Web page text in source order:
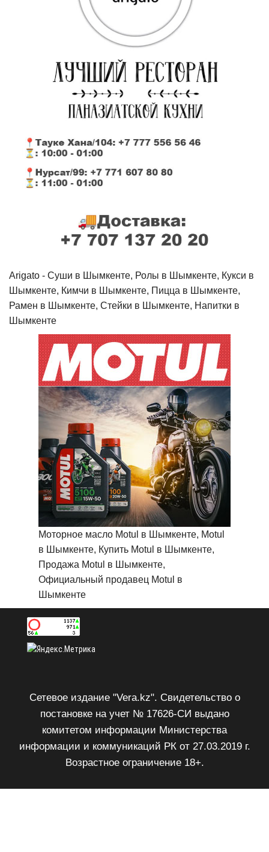
Arigato - Cуши в Шымкенте, Ролы в Шымкенте, Кукси в
Шымкенте, Кимчи в Шымкенте, Пицца в Шымкенте,
Рамен в Шымкенте, Стейки в Шымкенте, Напитки в
Шымкенте
Моторное масло Motul в Шымкенте, Motul
в Шымкенте, Купить Motul в Шымкенте,
Продажа Motul в Шымкенте,
Официальный продавец Motul в
Шымкенте
Сетевое издание "Vera.kz". Свидетельство о
постановке на учет № 17626-СИ выдано
комитетом информации Министерства
информации и коммуникаций РК от 27.03.2019 г.
Возрастное ограничение 18+.